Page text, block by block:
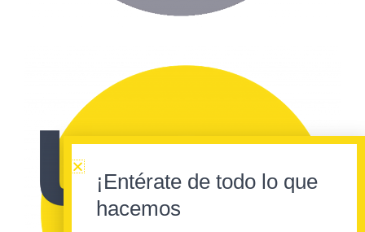
¡Entérate de todo lo que
hacemos